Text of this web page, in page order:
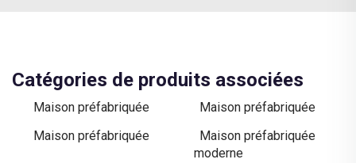
Catégories de produits associées
Maison préfabriquée
Maison préfabriquée
Maison préfabriquée
Maison préfabriquée
moderne